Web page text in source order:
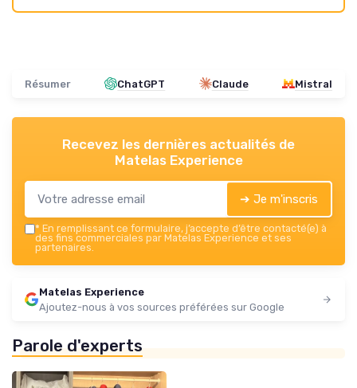
Résumer ChatGPT Claude Mistral
Recevez les dernières actualités de
Matelas Experience
➔ Je m'inscris
* En remplissant ce formulaire, j’accepte d’être contacté(e) à
des fins commerciales par Matelas Experience et ses
partenaires.
Matelas Experience
Ajoutez-nous à vos sources préférées sur Google
Parole d'experts